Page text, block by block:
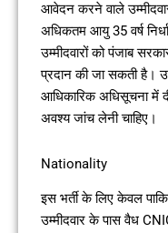
आवेदन करने वाले
अधिकतम आयु 35 वर्ष
उम्मीदवारों को पंजाब
प्रदान की जा सकती है।
आधिकारिक अधिसूचना में
अवश्य जांच लेनी चाहिए।
Nationality
इस भर्ती के लिए केवल
उम्मीदवार के पास वैध